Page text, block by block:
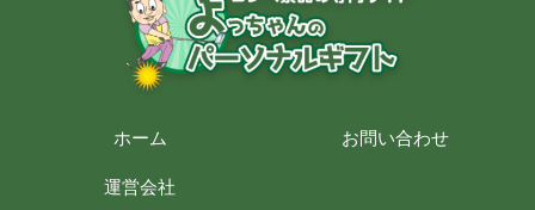
ホーム
お問い合わせ
運営会社